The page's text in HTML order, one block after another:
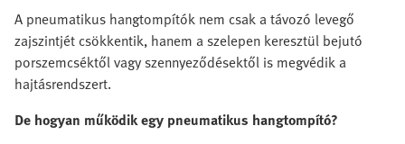
A pneumatikus hangtompítók nem csak a távozó levegő
zajszintjét csökkentik, hanem a szelepen keresztül bejutó
porszemcséktől vagy szennyeződésektől is megvédik a
hajtásrendszert.
De hogyan működik egy pneumatikus hangtompító?